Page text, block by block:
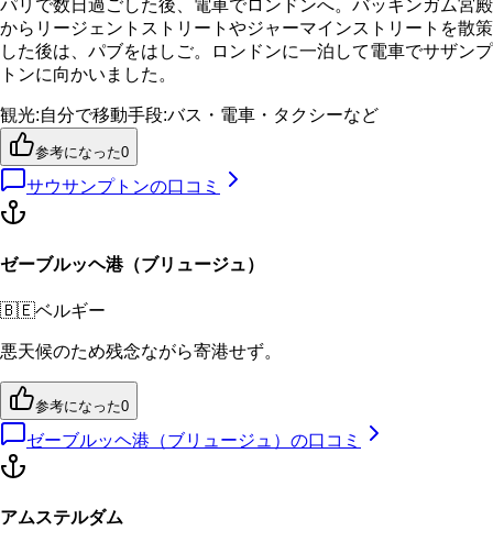
パリで数日過ごした後、電車でロンドンへ。バッキンガム宮殿
からリージェントストリートやジャーマインストリートを散策
した後は、パブをはしご。ロンドンに一泊して電車でサザンプ
トンに向かいました。
観光:自分で移動手段:バス・電車・タクシーなど
参考になった0
サウサンプトンの口コミ
ゼーブルッヘ港（ブリュージュ）
🇧🇪ベルギー
悪天候のため残念ながら寄港せず。
参考になった0
ゼーブルッヘ港（ブリュージュ） の口コミ
アムステルダム